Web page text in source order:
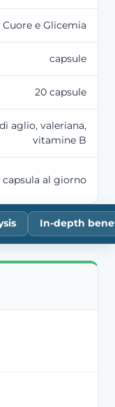
Cuore e Glicemia
capsule
20 capsule
aglio, valeriana,
vitamine B
capsula al giorno
In-depth